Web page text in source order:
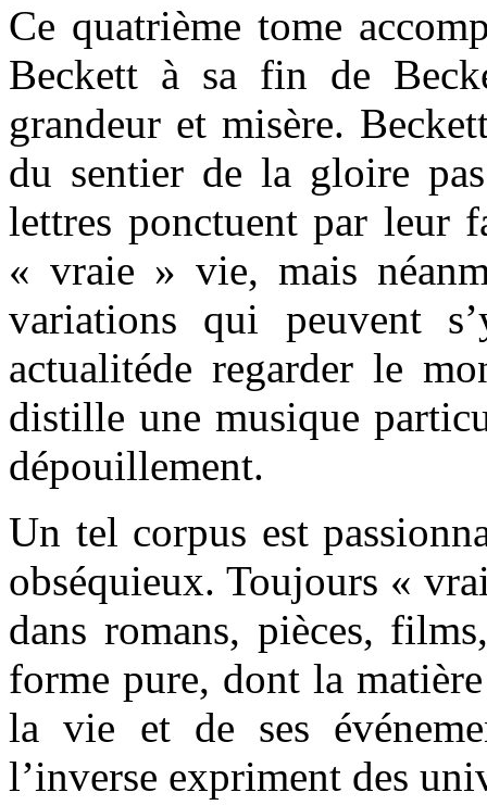
Ce quatrième tome
Beckett à sa fin de
grandeur et misère.
du sentier de la gloire
lettres ponctuent par leur
« vraie » vie, mais
variations qui peuvent
actualitéde regarder le
distille une musique
dépouillement.
Un tel corpus est
obséquieux. Toujours «
dans romans, pièces,
forme pure, dont la
la vie et de ses
l’inverse expriment des